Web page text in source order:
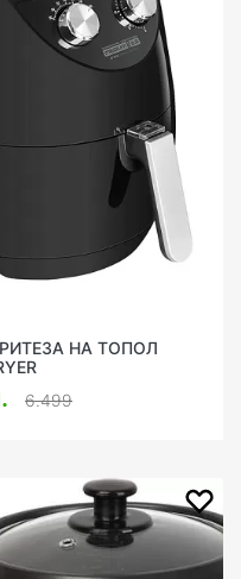
НА ТОПОЛ
6.499